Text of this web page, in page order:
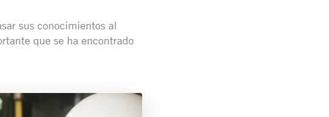
sus conocimientos al
que se ha encontrado